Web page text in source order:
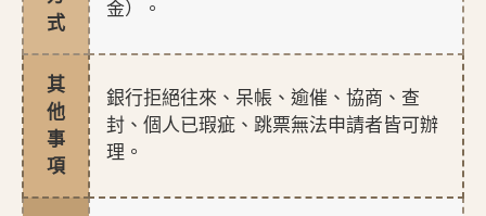
式
金）。
其
他
事
項
銀行拒絕往來、呆帳、逾催、協商、查
封、個人已瑕疵、跳票無法申請者皆可辦
理。